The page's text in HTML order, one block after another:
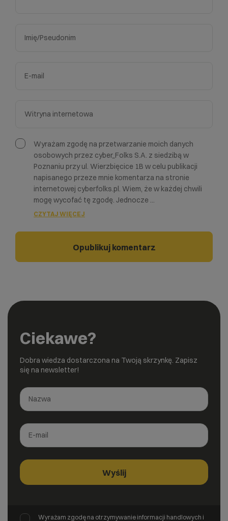
Wyrażam zgodę na przetwarzanie moich danych
osobowych przez cyber_Folks S.A. z siedzibą w
Poznaniu przy ul. Wierzbięcice 1B w celu publikacji
napisanego przeze mnie komentarza na stronie
internetowej cyberfolks.pl. Wiem, że w każdej chwili
mogę wycofać tę zgodę. Jednocze ...
CZYTAJ WIĘCEJ
Ciekawe?
Dobra wiedza dostarczona na Twoją skrzynkę. Zapisz
się na newsletter!
Wyrażam zgodę na otrzymywanie informacji handlowych i